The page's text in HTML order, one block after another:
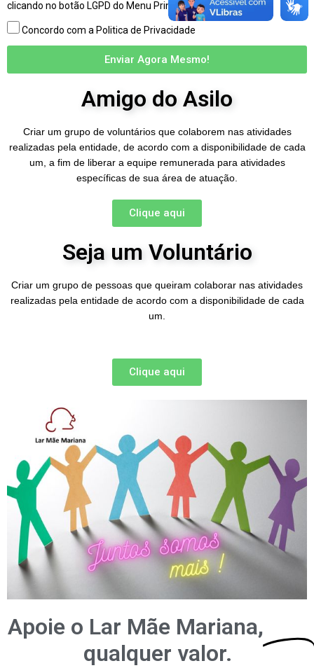
clicando no botão LGPD do Menu Principal.
Concordo com a Politica de Privacidade
Enviar Agora Mesmo!
Amigo do Asilo
Criar um grupo de voluntários que colaborem nas atividades
realizadas pela entidade, de acordo com a disponibilidade de cada
um, a fim de liberar a equipe remunerada para atividades
específicas de sua área de atuação.
Clique aqui
Seja um Voluntário
Criar um grupo de pessoas que queiram colaborar nas atividades
realizadas pela entidade de acordo com a disponibilidade de cada
um.
Clique aqui
Apoie o Lar Mãe Mariana,
qualquer valor.